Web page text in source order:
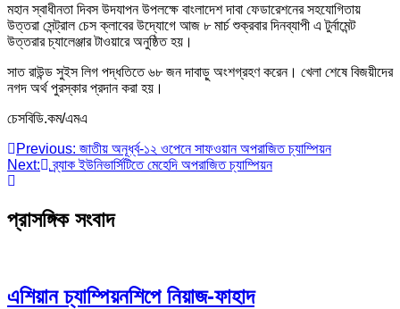
মহান স্বাধীনতা দিবস উদযাপন উপলক্ষে বাংলাদেশ দাবা ফেডারেশনের সহযোগিতায়
উত্তরা সেন্ট্রাল চেস ক্লাবের উদ্যোগে আজ ৮ মার্চ শুক্রবার দিনব্যাপী এ টুর্নামেন্ট
উত্তরার চ্যালেঞ্জার টাওয়ারে অনুষ্ঠিত হয়।
সাত রাউন্ড সুইস লিগ পদ্ধতিতে ৬৮ জন দাবাড়ু অংশগ্রহণ করেন। খেলা শেষে বিজয়ীদের
নগদ অর্থ পুরস্কার প্রদান করা হয়।
চেসবিডি.কম/এমএ
Post
navigation
Previous: জাতীয় অনূর্ধ্ব-১২ ওপেনে সাফওয়ান অপরাজিত চ্যাম্পিয়ন
Next:
ব্র্যাক ইউনিভার্সিটিতে মেহেদি অপরাজিত চ্যাম্পিয়ন
প্রাসঙ্গিক সংবাদ
এশিয়ান চ্যাম্পিয়নশিপে নিয়াজ-ফাহাদ